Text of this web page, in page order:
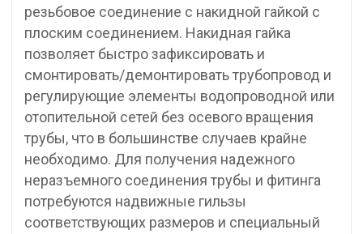
резьбовое соединение с накидной гайкой с
плоским соединением. Накидная гайка
позволяет быстро зафиксировать и
смонтировать/демонтировать трубопровод и
регулирующие элементы водопроводной или
отопительной сетей без осевого вращения
трубы, что в большинстве случаев крайне
необходимо. Для получения надежного
неразъемного соединения трубы и фитинга
потребуются надвижные гильзы
соответствующих размеров и специальный